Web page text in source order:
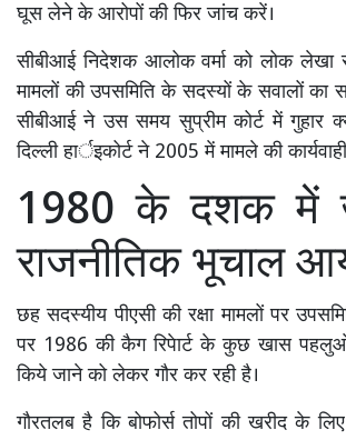
घूस लेने के आरोपों की फिर जांच करें।
सीबीआई निदेशक आलोक वर्मा को लोक लेखा
मामलों की उपसमिति के सदस्यों के सवालों का
सीबीआई ने उस समय सुप्रीम कोर्ट में गुहार
दिल्ली हार्इकोर्ट ने 2005 में मामले की
1980 के दशक में
राजनीतिक भूचाल
छह सदस्यीय पीएसी की रक्षा मामलों पर
पर 1986 की कैग रिपेार्ट के कुछ खास
किये जाने को लेकर गौर कर रही है।
गाैरतलब है कि बोफोर्स तोपों की खरीद के